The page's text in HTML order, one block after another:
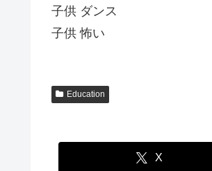
子供 ダンス
子供 怖い
Education
X